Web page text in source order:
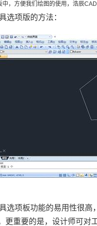
中，方便我们绘图的使用，浩辰CAD
选项版的方法：
选项板功能的易用性很高
更重要的是，设计师可对